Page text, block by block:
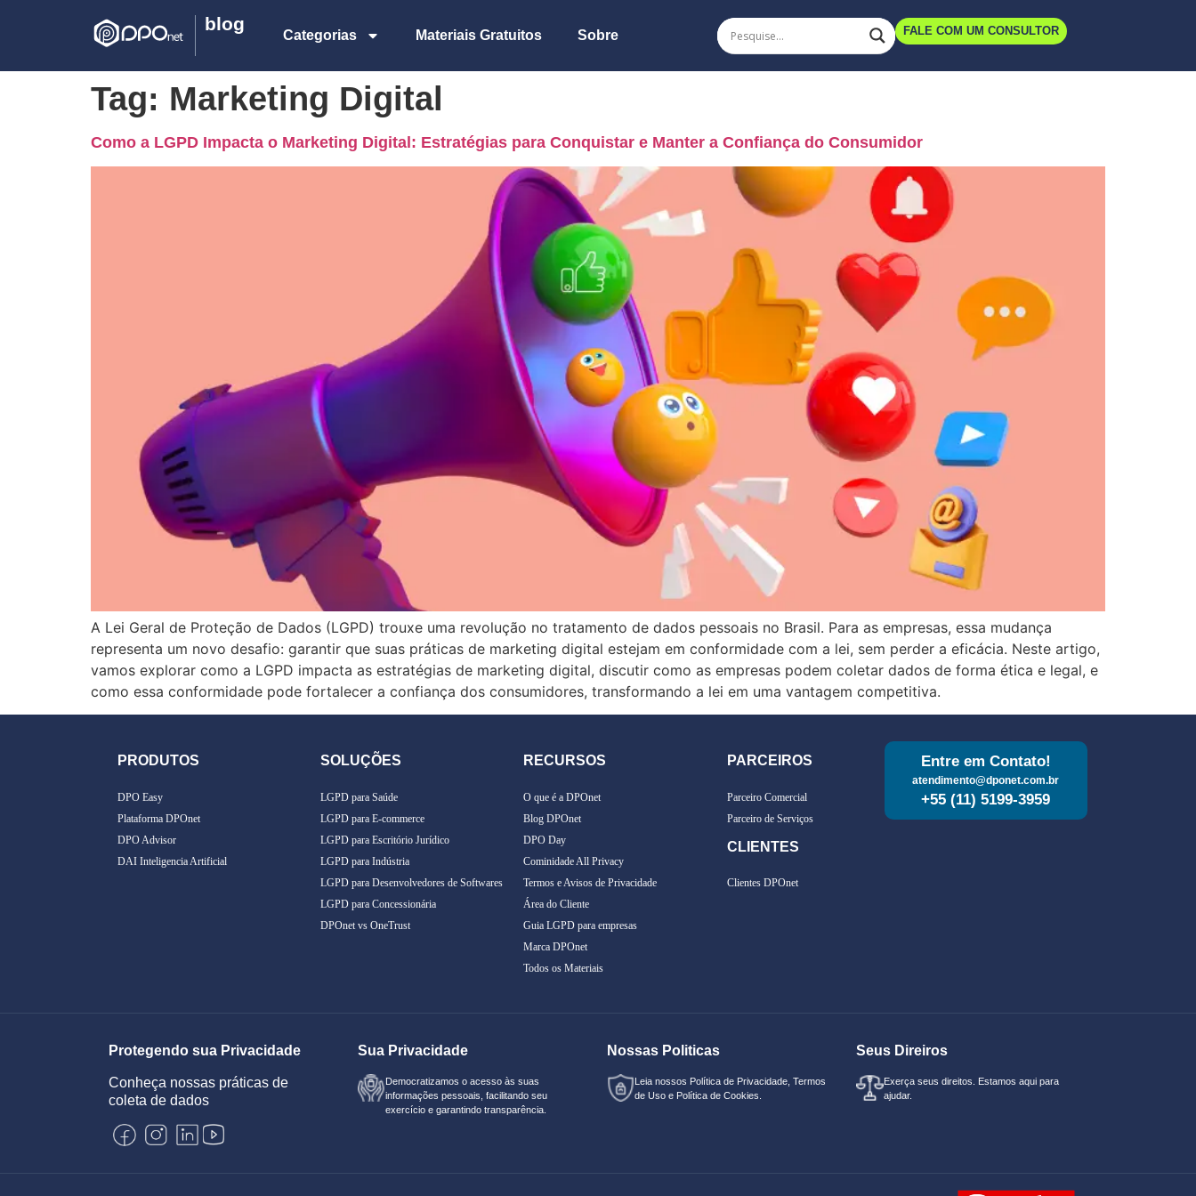
blog
Categorias Materiais Gratuitos Sobre FALE COM UM CONSULTOR
Tag: Marketing Digital
Como a LGPD Impacta o Marketing Digital: Estratégias para Conquistar e Manter a Confiança do Consumidor
A Lei Geral de Proteção de Dados (LGPD) trouxe uma revolução no tratamento de dados pessoais no Brasil. Para as empresas, essa mudança
representa um novo desafio: garantir que suas práticas de marketing digital estejam em conformidade com a lei, sem perder a eficácia. Neste artigo,
vamos explorar como a LGPD impacta as estratégias de marketing digital, discutir como as empresas podem coletar dados de forma ética e legal, e
como essa conformidade pode fortalecer a confiança dos consumidores, transformando a lei em uma vantagem competitiva.
PRODUTOS
DPO Easy
Plataforma DPOnet
DPO Advisor
DAI Inteligencia Artificial
SOLUÇÕES
LGPD para Saúde
LGPD para E-commerce
LGPD para Escritório Jurídico
LGPD para Indústria
LGPD para Desenvolvedores de Softwares
LGPD para Concessionária
DPOnet vs OneTrust
RECURSOS
O que é a DPOnet
Blog DPOnet
DPO Day
Cominidade All Privacy
Termos e Avisos de Privacidade
Área do Cliente
Guia LGPD para empresas
Marca DPOnet
Todos os Materiais
PARCEIROS
Parceiro Comercial
Parceiro de Serviços
CLIENTES
Clientes DPOnet
Entre em Contato!
atendimento@dponet.com.br
+55 (11) 5199-3959
Protegendo sua Privacidade
Conheça nossas práticas de
coleta de dados
Sua Privacidade
Democratizamos o acesso às suas
informações pessoais, facilitando seu
exercício e garantindo transparência.
Nossas Politicas
Leia nossos Política de Privacidade, Termos
de Usoe Política de Cookies.
Seus Direiros
Exerça seus direitos. Estamos aqui para
ajudar.